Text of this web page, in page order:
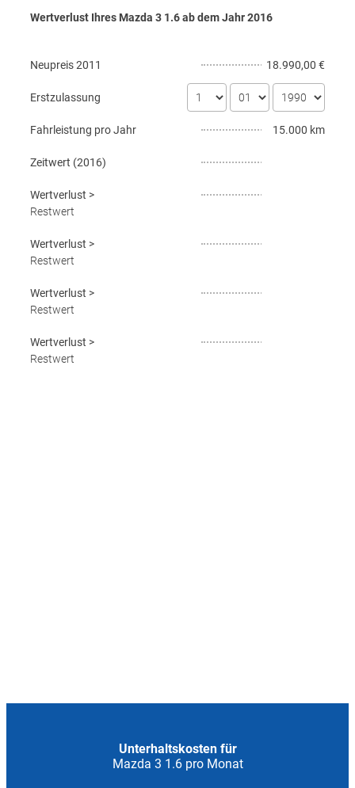
Wertverlust Ihres Mazda 3 1.6 ab dem Jahr2016
Neupreis2011 18.990,00 €
Erstzulassung
Fahrleistung pro Jahr 15.000 km
Zeitwert (2016)
Wertverlust >
Restwert
Wertverlust >
Restwert
Wertverlust >
Restwert
Wertverlust >
Restwert
Unterhaltskosten für
Mazda 3 1.6 pro Monat